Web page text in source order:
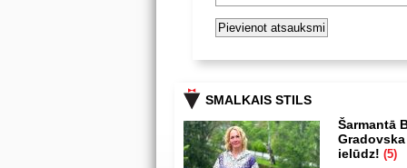
SMALKAIS STILS
Šarmantā
ielūdz! (5)